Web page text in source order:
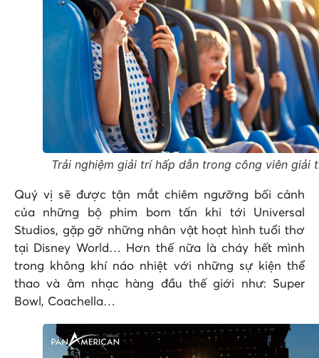
Trải nghiệm giải trí hấp dẫn trong công viên giải
Quý vị sẽ được tận mắt chiêm ngưỡng bối cảnh
của những bộ phim bom tấn khi tới Universal
Studios, gặp gỡ những nhân vật hoạt hình tuổi thơ
tại Disney World… Hơn thế nữa là cháy hết mình
trong không khí náo nhiệt với những sự kiện thể
thao và âm nhạc hàng đầu thế giới như: Super
Bowl, Coachella…